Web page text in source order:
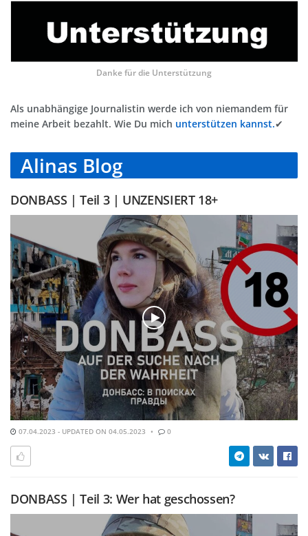
Danke für die Unterstützung
Als unabhängige Journalistin werde ich von niemandem für
meine Arbeit bezahlt. Wie Du mich unterstützen kannst.✔
Alinas Blog
DONBASS | Teil 3 | UNZENSIERT 18+
07.04.2023 - UPDATED ON 04.05.2023 0
DONBASS | Teil 3: Wer hat geschossen?